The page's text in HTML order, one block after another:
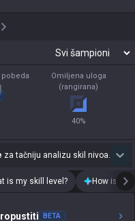
pobeda
Omiljena uloga
(rangirana)
40%
za tačniju analizu skil nivoa.
is my skill level? How is my
BETA